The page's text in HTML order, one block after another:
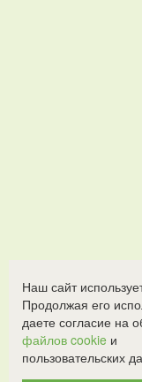
Наш сайт
Продолжая его
даете согласие на
файлов cookie и
пользовательских